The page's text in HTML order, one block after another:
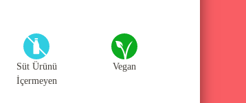
Süt Ürünü
İçermeyen
Vegan